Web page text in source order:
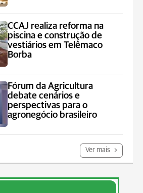
CCAJ realiza reforma na
piscina e construção de
vestiários em Telêmaco
Borba
Fórum da Agricultura
debate cenários e
perspectivas para o
agronegócio brasileiro
Ver mais